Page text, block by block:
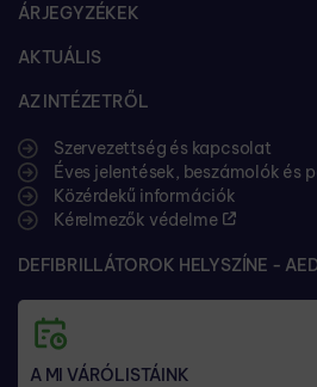
ÁRJEGYZÉKEK
AKTUÁLIS
AZ INTÉZETRŐL
Szervezettség és kapcsolat
Éves jelentések, beszámolók és
Közérdekű információk
Kérelmezők védelme
DEFIBRILLÁTOROK HELYSZÍNE -
A MI VÁRÓLISTÁINK